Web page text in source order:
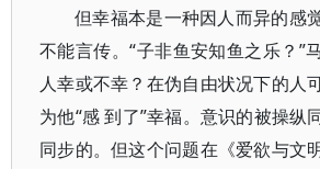
但幸福本是一种因人而异的感
不能言传。“子非鱼安知鱼之乐？”
人幸或不幸？在伪自由状况下的人
为他“感 到了”幸福。意识的被操纵
同步的。但这个问题在《爱欲与文